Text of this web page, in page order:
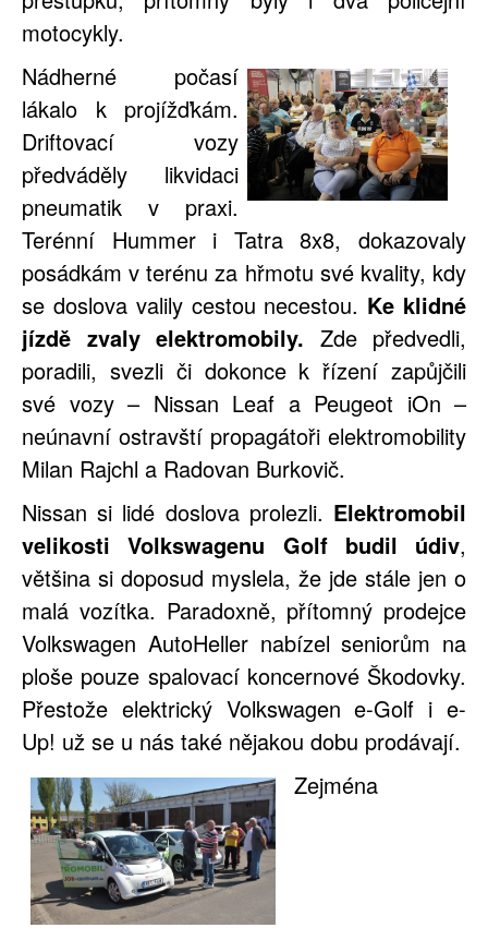
motocykly.
Nádherné počasí
lákalo k projížďkám.
Driftovací vozy
předváděly likvidaci
pneumatik v praxi.
Terénní Hummer i Tatra 8x8, dokazovaly
posádkám v terénu za hřmotu své kvality, kdy
se doslova valily cestou necestou. Ke klidné
jízdě zvaly elektromobily. Zde předvedli,
poradili, svezli či dokonce k řízení zapůjčili
své vozy – Nissan Leaf a Peugeot iOn –
neúnavní ostravští propagátoři elektromobility
Milan Rajchl a Radovan Burkovič.
Nissan si lidé doslova prolezli. Elektromobil
velikosti Volkswagenu Golf budil údiv,
většina si doposud myslela, že jde stále jen o
malá vozítka. Paradoxně, přítomný prodejce
Volkswagen AutoHeller nabízel seniorům na
ploše pouze spalovací koncernové Škodovky.
Přestože elektrický Volkswagen e-Golf i e-
Up! už se u nás také nějakou dobu prodávají.
Zejména